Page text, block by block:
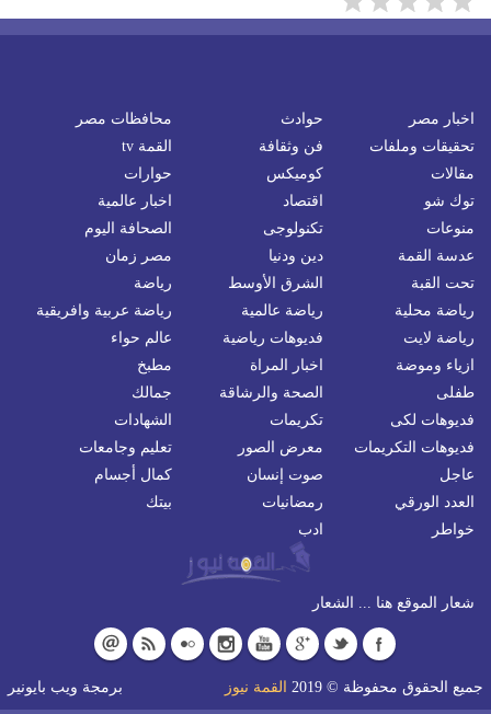
اخبار مصر حوادث
محافظات مصر
تحقيقات وملفات
فن وثقافة
القمة tv
مقالات
كوميكس
حوارات
توك شو
اقتصاد
اخبار عالمية
منوعات
تكنولوجى
الصحافة اليوم
عدسة القمة
دين ودنيا
مصر زمان
تحت القبة
الشرق الأوسط
رياضة
رياضة محلية
رياضة عالمية
رياضة عربية وافريقية
رياضة لايت
فديوهات رياضية
عالم حواء
ازياء وموضة
اخبار المراة
مطبخ
طفلى
الصحة والرشاقة
جمالك
فديوهات لكى
تكريمات
الشهادات
فديوهات التكريمات
معرض الصور
تعليم وجامعات
عاجل
صوت إنسان
كمال أجسام
العدد الورقي
رمضانيات
بيتك
خواطر
ادب
شعار الموقع هنا ... الشعار
جميع الحقوق محفوظة © 2019 القمة نيوز برمجة ويب بايونير